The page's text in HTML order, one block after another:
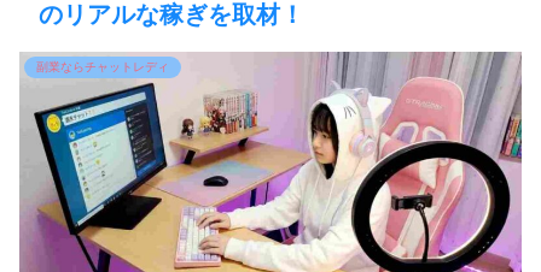
のリアルな稼ぎを取材！
副業ならチャットレディ